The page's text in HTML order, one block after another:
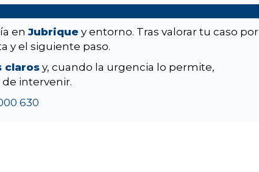
en Jubrique y entorno. Tras valorar tu caso por
y el siguiente paso.
claros y, cuando la urgencia lo permite,
intervenir.
630